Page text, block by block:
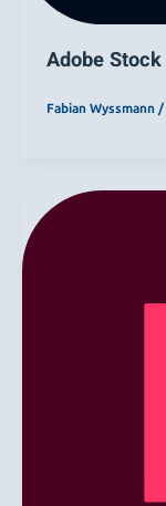
Adobe Stock
Fabian Wyssmann /